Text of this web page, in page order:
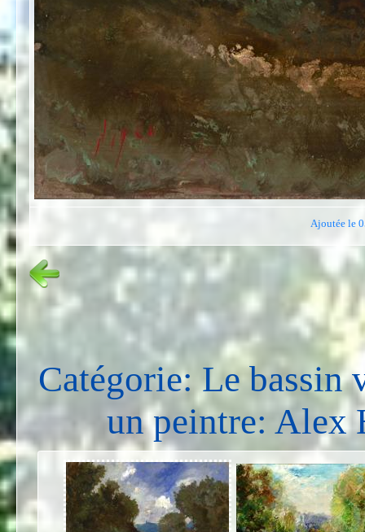
Ajoutée le
Catégorie: Le bassin
un peintre: Alex